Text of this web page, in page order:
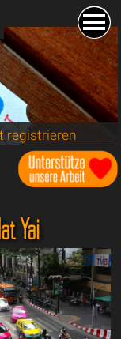
registrieren
Yai